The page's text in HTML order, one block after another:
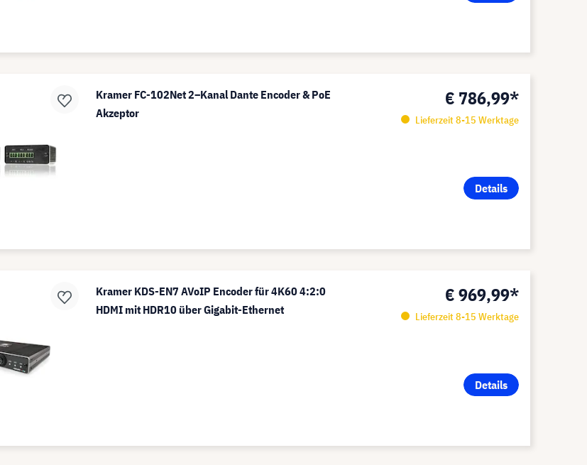
Kramer FC-102Net 2–Kanal Dante Encoder & PoE
Akzeptor
€ 786,99*
Lieferzeit 8-15 Werktage
Details
Kramer KDS-EN7 AVoIP Encoder für 4K60 4:2:0
HDMI mit HDR10 über Gigabit-Ethernet
€ 969,99*
Lieferzeit 8-15 Werktage
Details